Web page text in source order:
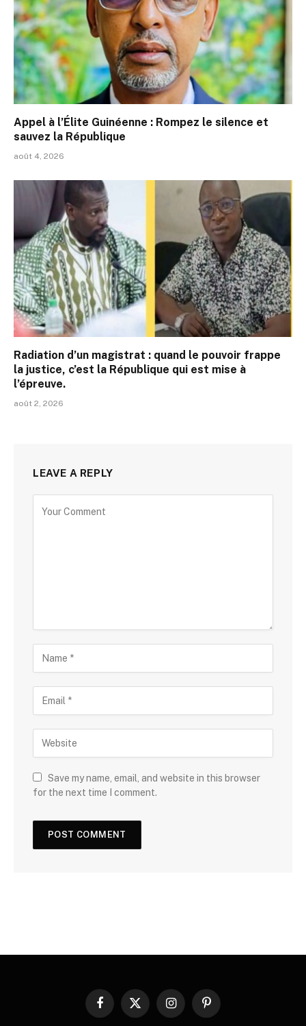
Appel à l’Élite Guinéenne : Rompez le silence et
sauvez la République
août 4, 2026
Radiation d’un magistrat : quand le pouvoir frappe
la justice, c’est la République qui est mise à
l’épreuve.
août 2, 2026
LEAVE A REPLY
Save my name, email, and website in this browser
for the next time I comment.
Facebook
X
InstagramPinterest